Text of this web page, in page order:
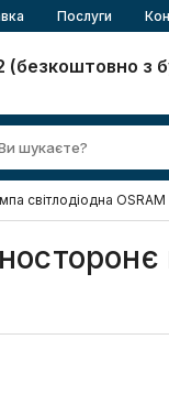
Послуги
з
світлодіодна